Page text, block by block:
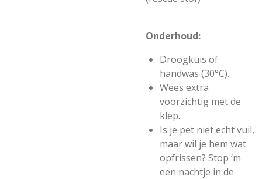
Onderhoud:
Droogkuis of
handwas (30°C).
Wees extra
voorzichtig met de
klep.
Is je pet niet echt vuil,
maar wil je hem wat
opfrissen? Stop ‘m
een nachtje in de